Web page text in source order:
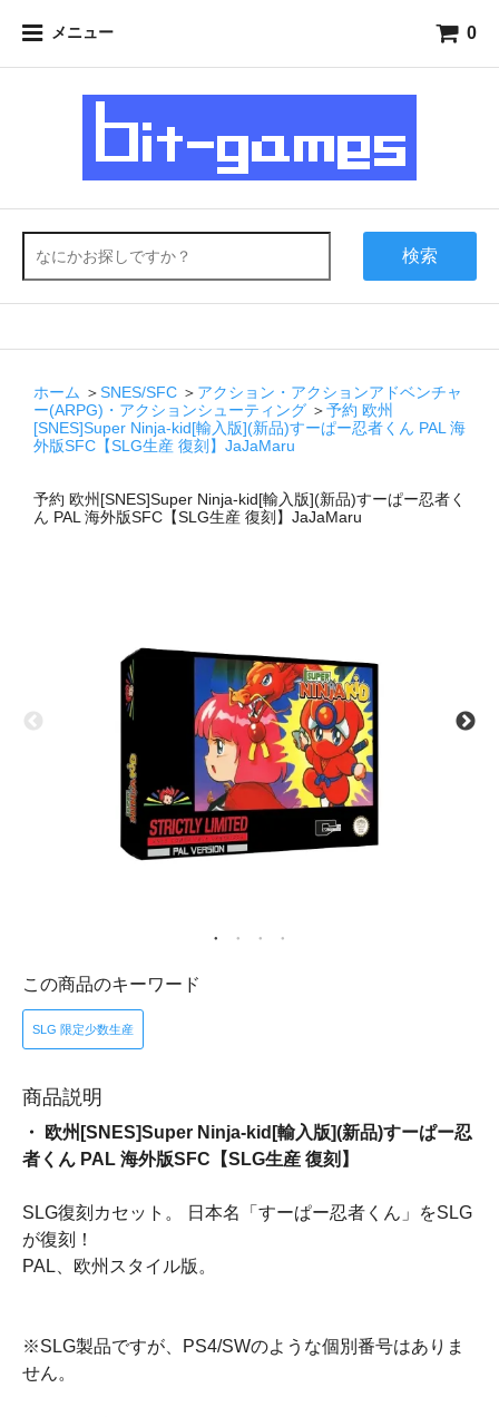
メニュー 0
検索
ホーム ＞SNES/SFC ＞ アクション・アクションアドベンチャ
ー(ARPG)・アクションシューティング ＞予約 欧州
[SNES]Super Ninja-kid[輸入版](新品)すーぱー忍者くん PAL 海
外版SFC【SLG生産 復刻】JaJaMaru
予約 欧州[SNES]Super Ninja-kid[輸入版](新品)すーぱー忍者く
ん PAL 海外版SFC【SLG生産 復刻】JaJaMaru
この商品のキーワード
SLG 限定少数生産
商品説明
・ 欧州[SNES]Super Ninja-kid[輸入版](新品)すーぱー忍
者くん PAL 海外版SFC【SLG生産 復刻】
SLG復刻カセット。 日本名「すーぱー忍者くん」をSLG
が復刻！
PAL、欧州スタイル版。
※SLG製品ですが、PS4/SWのような個別番号はありま
せん。